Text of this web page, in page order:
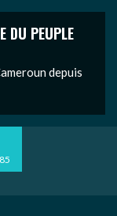
DU PEUPLE
depuis